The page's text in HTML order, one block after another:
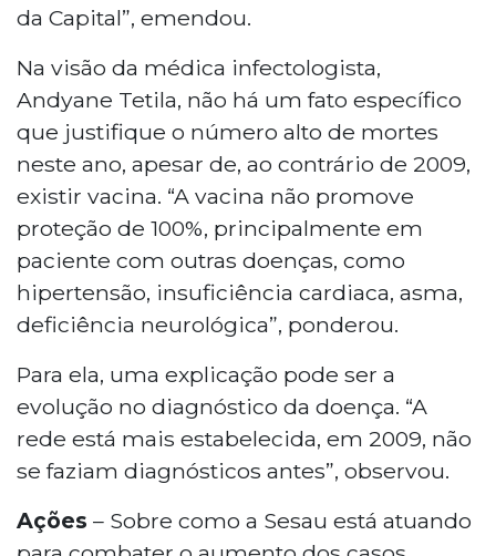
da Capital”, emendou.
Na visão da médica infectologista,
Andyane Tetila, não há um fato específico
que justifique o número alto de mortes
neste ano, apesar de, ao contrário de 2009,
existir vacina. “A vacina não promove
proteção de 100%, principalmente em
paciente com outras doenças, como
hipertensão, insuficiência cardiaca, asma,
deficiência neurológica”, ponderou.
Para ela, uma explicação pode ser a
evolução no diagnóstico da doença. “A
rede está mais estabelecida, em 2009, não
se faziam diagnósticos antes”, observou.
Ações – Sobre como a Sesau está atuando